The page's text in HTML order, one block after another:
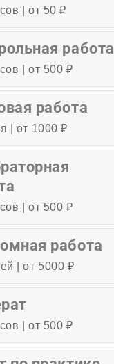
| от 50 ₽
работа
| от 500 ₽
работа
| от 1000 ₽
| от 500 ₽
работа
| от 5000 ₽
| от 500 ₽